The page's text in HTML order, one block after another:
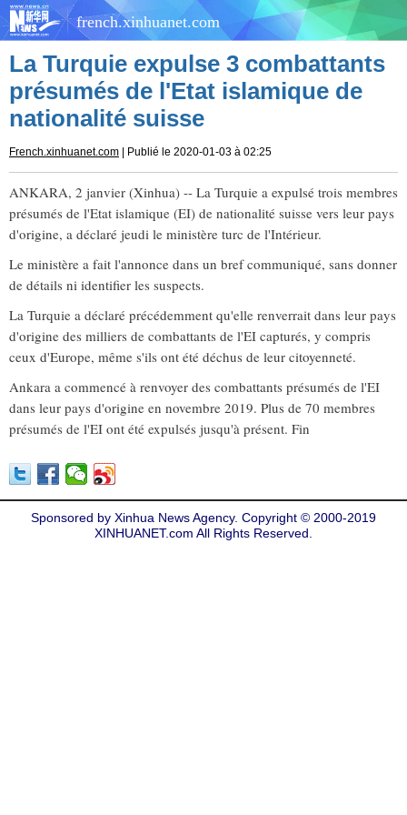
french.xinhuanet.com
La Turquie expulse 3 combattants
présumés de l'Etat islamique de
nationalité suisse
French.xinhuanet.com | Publié le 2020-01-03 à 02:25
ANKARA, 2 janvier (Xinhua) -- La Turquie a expulsé trois membres
présumés de l'Etat islamique (EI) de nationalité suisse vers leur pays
d'origine, a déclaré jeudi le ministère turc de l'Intérieur.
Le ministère a fait l'annonce dans un bref communiqué, sans donner
de détails ni identifier les suspects.
La Turquie a déclaré précédemment qu'elle renverrait dans leur pays
d'origine des milliers de combattants de l'EI capturés, y compris
ceux d'Europe, même s'ils ont été déchus de leur citoyenneté.
Ankara a commencé à renvoyer des combattants présumés de l'EI
dans leur pays d'origine en novembre 2019. Plus de 70 membres
présumés de l'EI ont été expulsés jusqu'à présent. Fin
Sponsored by Xinhua News Agency. Copyright © 2000-2019
XINHUANET.com All Rights Reserved.